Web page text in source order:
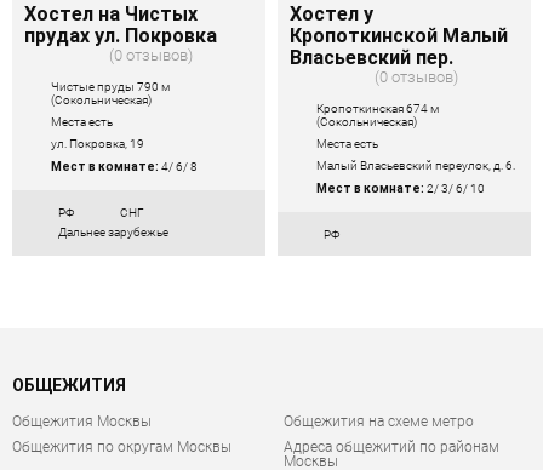
Хостел на Чистых
прудах ул. Покровка
0 отзывов
Чистые пруды 790 м
(Сокольническая)
Места есть
ул. Покровка, 19
Мест в комнате: 4/ 6/ 8
РФ
СНГ
Дальнее зарубежье
Хостел у
Кропоткинской Малый
Власьевский пер.
0 отзывов
Кропоткинская 674 м
(Сокольническая)
Места есть
Малый Власьевский переулок, д. 6.
Мест в комнате: 2/ 3/ 6/ 10
РФ
ОБЩЕЖИТИЯ
Общежития Москвы
Общежития на схеме метро
Общежития по округам Москвы
Адреса общежитий по районам
Москвы